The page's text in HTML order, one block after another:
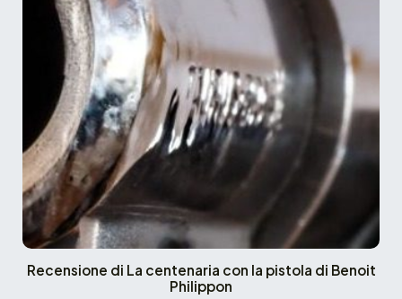
Recensione di La centenaria con la pistola di Benoit
Philippon